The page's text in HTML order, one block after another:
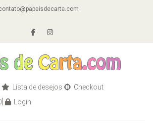
Lista de desejos
Checkout
Login